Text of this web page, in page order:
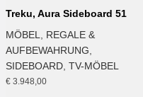
Treku, Aura Sideboard 51
MÖBEL, REGALE &
AUFBEWAHRUNG,
SIDEBOARD, TV-MÖBEL
€ 3.948,00